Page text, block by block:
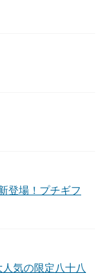
登場！プチギフ
気の限定八十八